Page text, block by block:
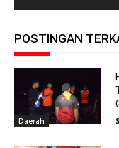
POSTINGAN
Daerah